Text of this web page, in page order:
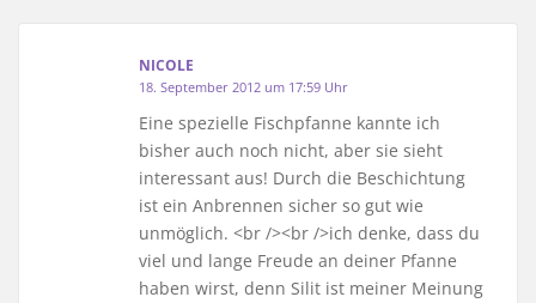
NICOLE
18. September 2012 um 17:59 Uhr
Eine spezielle Fischpfanne kannte ich
bisher auch noch nicht, aber sie sieht
interessant aus! Durch die Beschichtung
ist ein Anbrennen sicher so gut wie
unmöglich. <br /><br />ich denke, dass du
viel und lange Freude an deiner Pfanne
haben wirst, denn Silit ist meiner Meinung